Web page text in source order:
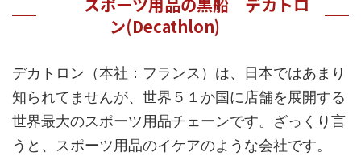
ン(Decathlon)
デカトロン（本社：フランス）は、日本ではあまり
知られてませんが、世界５１か国に店舗を展開する
世界最大のスポーツ用品チェーンです。ざっくり言
うと、スポーツ用品のイケアのような会社です。